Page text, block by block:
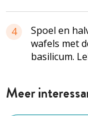
4
Spoel en
wafels met
basilicum.
Meer